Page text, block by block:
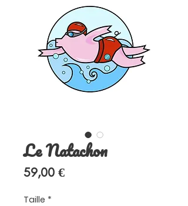
Le Natachon
59,00 €Prix
Taille *